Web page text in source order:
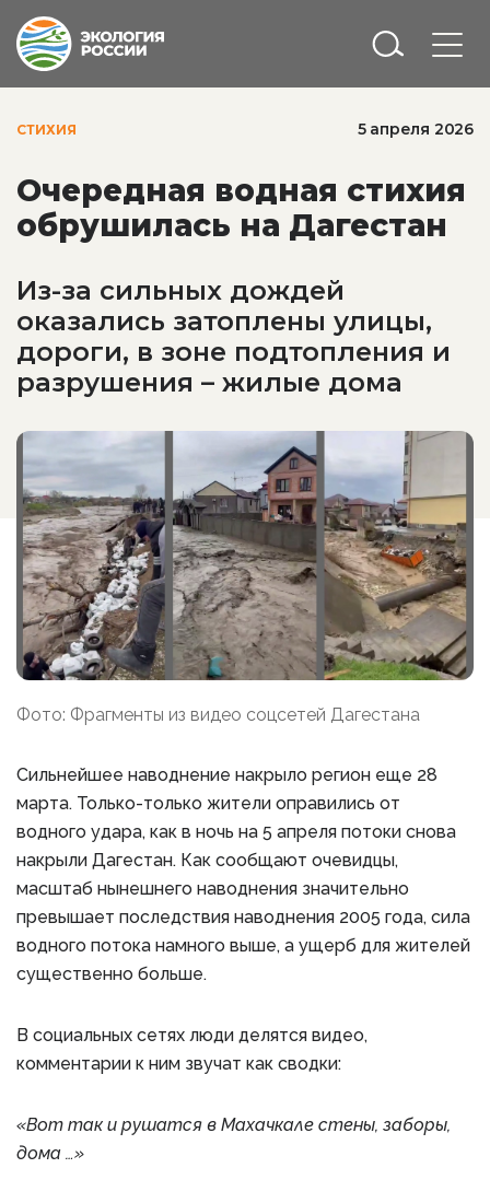
СТИХИЯ 5 апреля 2026
Очередная водная стихия
обрушилась на Дагестан
Из-за сильных дождей
оказались затоплены улицы,
дороги, в зоне подтопления и
разрушения – жилые дома
Фото: Фрагменты из видео соцсетей Дагестана
Сильнейшее наводнение накрыло регион еще 28
марта. Только-только жители оправились от
водного удара, как в ночь на 5 апреля потоки снова
накрыли Дагестан. Как сообщают очевидцы,
масштаб нынешнего наводнения значительно
превышает последствия наводнения 2005 года, сила
водного потока намного выше, а ущерб для жителей
существенно больше.
В социальных сетях люди делятся видео,
комментарии к ним звучат как сводки:
«Вот так и рушатся в Махачкале стены, заборы,
дома …»